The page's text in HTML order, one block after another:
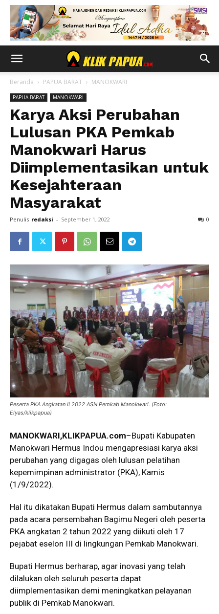
Beranda PAPUA BARAT MANOKWARI
PAPUA BARAT MANOKWARI
Karya Aksi Perubahan
Lulusan PKA Pemkab
Manokwari Harus
Diimplementasikan untuk
Kesejahteraan
Masyarakat
Penulis redaksi - September 1, 2022 0
Peserta PKA Angkatan II 2022 ASN Pemkab Manokwari. (Foto:
Elyas/klikpapua)
MANOKWARI,KLIKPAPUA.com–Bupati Kabupaten
Manokwari Hermus Indou mengapresiasi karya aksi
perubahan yang digagas oleh lulusan pelatihan
kepemimpinan administrator (PKA), Kamis
(1/9/2022).
Hal itu dikatakan Bupati Hermus dalam sambutannya
pada acara persembahan Bagimu Negeri oleh peserta
PKA angkatan 2 tahun 2022 yang diikuti oleh 17
pejabat eselon III di lingkungan Pemkab Manokwari.
Bupati Hermus berharap, agar inovasi yang telah
dilalukan oleh seluruh peserta dapat
diimplementasikan demi meningkatkan pelayanan
publik di Pemkab Manokwari.